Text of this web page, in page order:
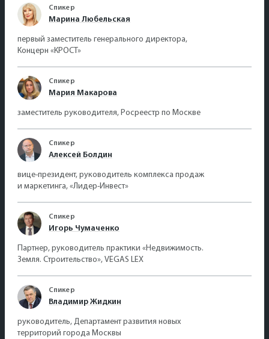
Спикер
Марина Любельская
первый заместитель генерального директора,
Концерн «КРОСТ»
Спикер
Мария Макарова
заместитель руководителя, Росреестр по Москве
Спикер
Алексей Болдин
вице-президент, руководитель комплекса продаж
и маркетинга, «Лидер-Инвест»
Спикер
Игорь Чумаченко
Партнер, руководитель практики «Недвижимость.
Земля. Строительство», VEGAS LEX
Спикер
Владимир Жидкин
руководитель, Департамент развития новых
территорий города Москвы